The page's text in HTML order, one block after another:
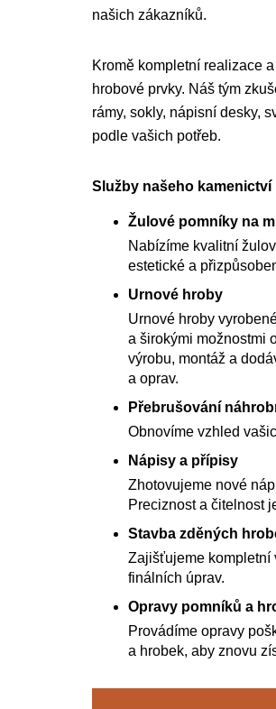
našich zákazníků.
Kromě kompletní realizace
hrobové prvky. Náš tým
rámy, sokly, nápisní desky,
podle vašich potřeb.
Služby našeho
Žulové pomníky na
Nabízíme kvalitní
estetické a
Urnové hroby
Urnové hroby
a širokými možnostmi
výrobu, montáž a
a oprav.
Přebrušování
Obnovíme vzhled
Nápisy a přípisy
Zhotovujeme nové
Preciznost a čitelnost
Stavba zděných
Zajišťujeme kompletní
finálních úprav.
Opravy pomníků a
Provádíme opravy
a hrobek, aby znovu